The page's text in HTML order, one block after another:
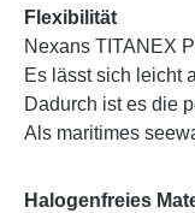
Flexibilität
Nexans TITANEX
Es lässt sich leicht
Dadurch ist es die
Als maritimes
Halogenfreies